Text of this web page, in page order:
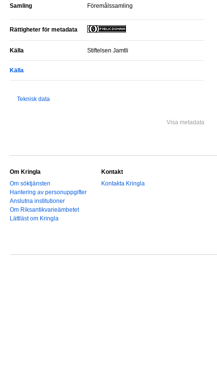
Samling Föremålssamling
Rättigheter för metadata
Källa Stiftelsen Jamtli
Källa
Teknisk data
Visa metadata
Om Kringla
Om söktjänsten
Hantering av personuppgifter
Anslutna institutioner
Om Riksantikvarieämbetet
Lättläst om Kringla
Kontakt
Kontakta Kringla